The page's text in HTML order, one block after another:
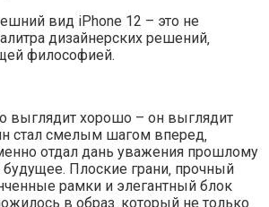
вид iPhone 12 – это не
дизайнерских решений‚
философией.
выглядит хорошо – он выглядит
стал смелым шагом вперед‚
отдал дань уважения прошлому
Плоские грани‚ прочный
рамки и элегантный блок
в образ‚ который не только